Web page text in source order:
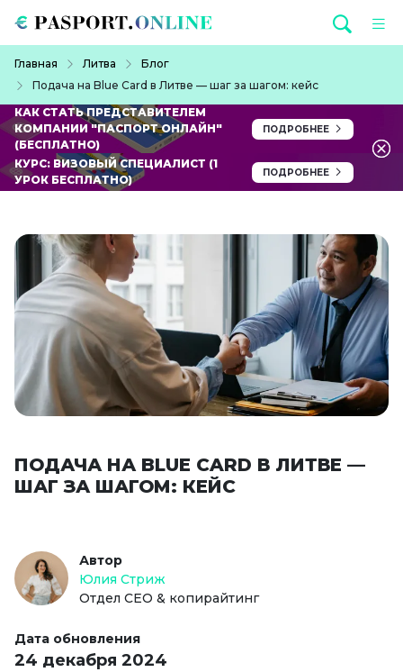
Главная Литва
Блог
Подача на Blue Card в Литве — шаг за шагом: кейс
КАК СТАТЬ ПРЕДСТАВИТЕЛЕМ
КОМПАНИИ "ПАСПОРТ ОНЛАЙН"
(БЕСПЛАТНО)
ПОДРОБНЕЕ
КУРС: ВИЗОВЫЙ СПЕЦИАЛИСТ (1
УРОК БЕСПЛАТНО)
ПОДРОБНЕЕ
ПОДАЧА НА BLUE CARD В ЛИТВЕ —
ШАГ ЗА ШАГОМ: КЕЙС
Автор
Юлия Стриж
Отдел СЕО & копирайтинг
Дата обновления
24 декабря 2024